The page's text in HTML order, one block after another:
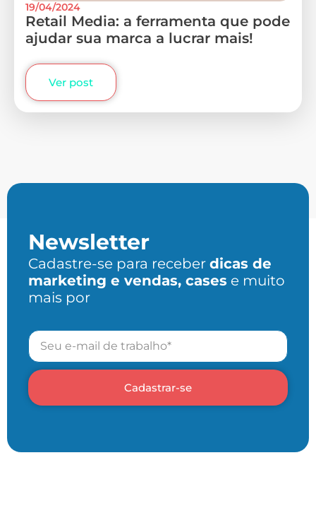
19/04/2024
Retail Media: a ferramenta que pode
ajudar sua marca a lucrar mais!
Ver post
Newsletter
Cadastre-se para receber dicas de
marketing e vendas, cases e muito
mais por
Cadastrar-se